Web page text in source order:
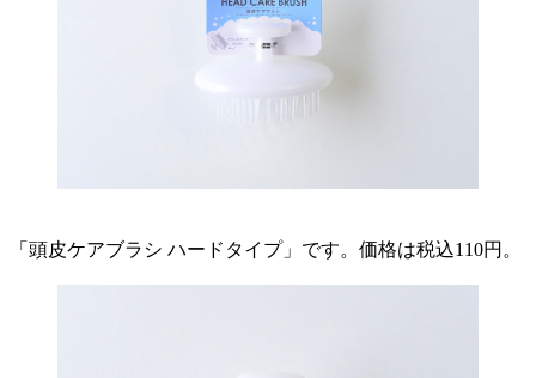
「頭皮ケアブラシ ハードタイプ」です。価格は税込110円。